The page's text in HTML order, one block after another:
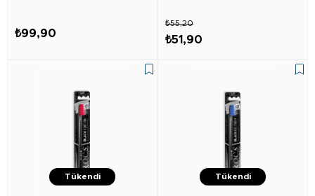
₺99,90
₺51,90
₺55,20
Tükendi Tükendi